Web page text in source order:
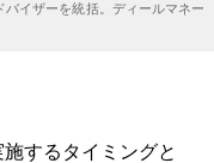
イザーを統括。ディールマネー
するタイミングと